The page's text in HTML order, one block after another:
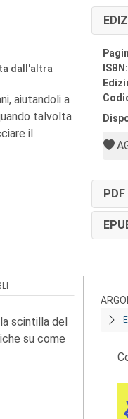
dall'altra
aiutandoli a
talvolta
il
ISBN:
PDF
scintilla del
su come